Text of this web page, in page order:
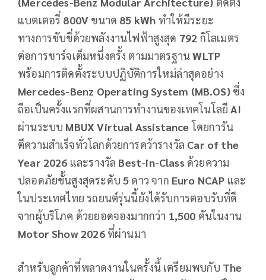
แบตเตอรี่ 800V ขนาด 85 kWh ทำให้มีระยะ
ทางการขับขี่ด้วยพลังงานไฟฟ้าสูงสุด 792 กิโลเมตร
ต่อการชาร์จเต็มหนึ่งครั้ง ตามมาตรฐานWLTP
พร้อมการติดตั้งระบบปฏิบัติการใหม่ล่าสุดอย่าง
Mercedes-Benz Operating System (MB.OS) ซึ่ง
ถือเป็นครั้งแรกที่ผสานการทำงานของเทคโนโลยีAI
ผ่านระบบ MBUX Virtual Assistance โดยการัน
ตีความสำเร็จทั่วโลกด้วยการคว้ารางวัล Car of the
Year 2026 และรางวัล Best-in-Class ด้วยความ
ปลอดภัยขั้นสูงสุดระดับ 5 ดาว จาก Euro NCAP และ
ในประเทศไทย รถยนต์รุ่นนี้ยังได้รับการตอบรับที่ดี
จากผู้บริโภค ด้วยยอดจองมากกว่า 1,500 คันในงาน
Motor Show 2026 ที่ผ่านมา
สำหรับลูกค้าที่พลาดงานในครั้งนี้ เตรียมพบกับ The